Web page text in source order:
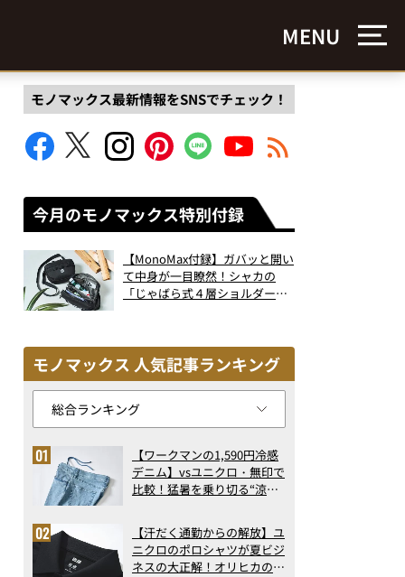
MENU
モノマックス最新情報をSNSでチェック！
今月のモノマックス特別付録
【MonoMax付録】ガバッと開い
て中身が一目瞭然！シャカの
「じゃばら式４層ショルダーバ
モノマックス 人気記事ランキング
【ワークマンの1,590円冷感
デニム】vsユニクロ・無印で
比較！猛暑を乗り切る“涼感
で決定版
【汗だく通勤からの解放】ユ
ニクロのポロシャツが夏ビジ
ネスの大正解！オリヒカの透